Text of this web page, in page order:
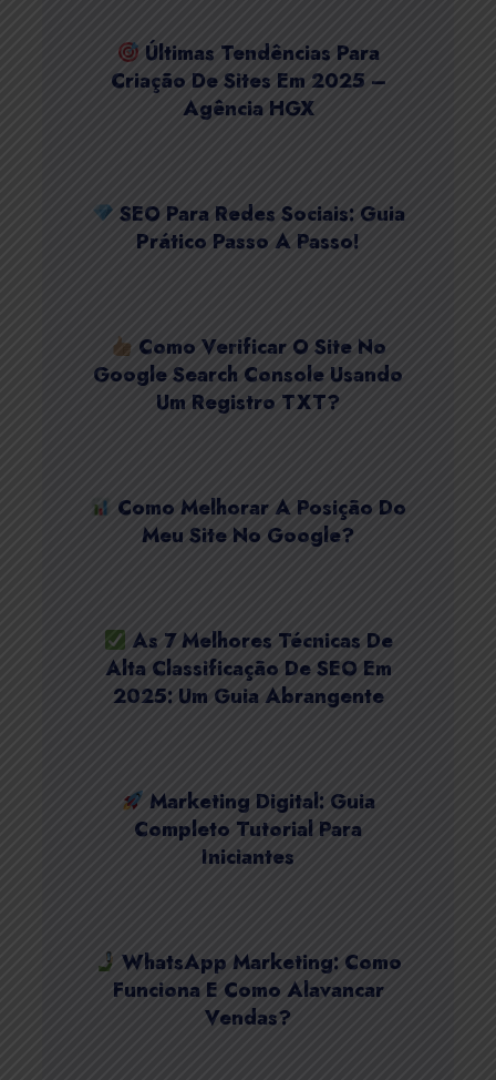
Últimas Tendências Para
Criação De Sites Em 2025 –
Agência HGX
SEO Para Redes Sociais: Guia
Prático Passo A Passo!
Como Verificar O Site No
Google Search Console Usando
Um Registro TXT?
Como Melhorar A Posição Do
Meu Site No Google?
As 7 Melhores Técnicas De
Alta Classificação De SEO Em
2025: Um Guia Abrangente
Marketing Digital: Guia
Completo Tutorial Para
Iniciantes
WhatsApp Marketing: Como
Funciona E Como Alavancar
Vendas?